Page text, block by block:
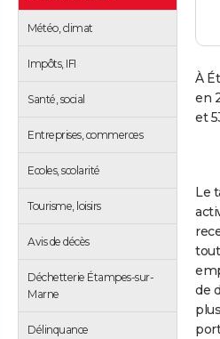
Météo, climat
Impôts, IFI
Santé, social
Entreprises, commerces
Ecoles, scolarité
Tourisme, loisirs
Avis de décès
Déchetterie Étampes-sur-
Marne
Délinquance
À
en
et
Le
de